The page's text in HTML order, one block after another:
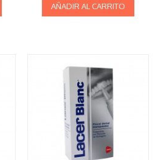
AÑADIR AL CARRITO